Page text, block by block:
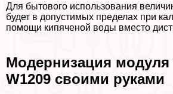
Для бытового использования
будет в допустимых пределах при
помощи кипяченой воды вместо
Модернизация модуля
W1209 своими руками